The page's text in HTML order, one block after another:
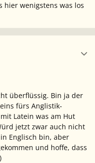
hier wenigstens was los
überflüssig. Bin ja der
fürs Anglistik-
Latein was am Hut
jetzt zwar auch nicht
Englisch bin, aber
und hoffe, dass